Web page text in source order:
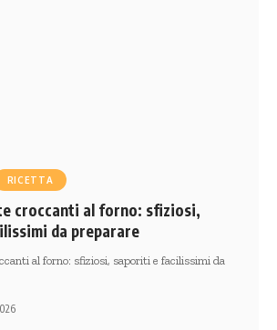
RICETTA
croccanti al forno: sfiziosi,
da preparare
al forno: sfiziosi, saporiti e facilissimi da